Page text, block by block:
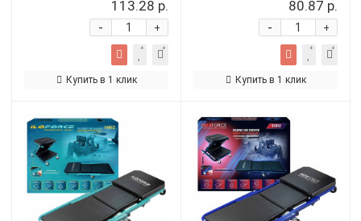
113.28 р.
+
-
Купить в 1 клик
80.87 р.
+
-
Купить в 1 клик